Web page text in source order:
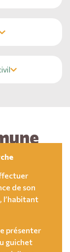
de son
l’habitant
présenter
guichet